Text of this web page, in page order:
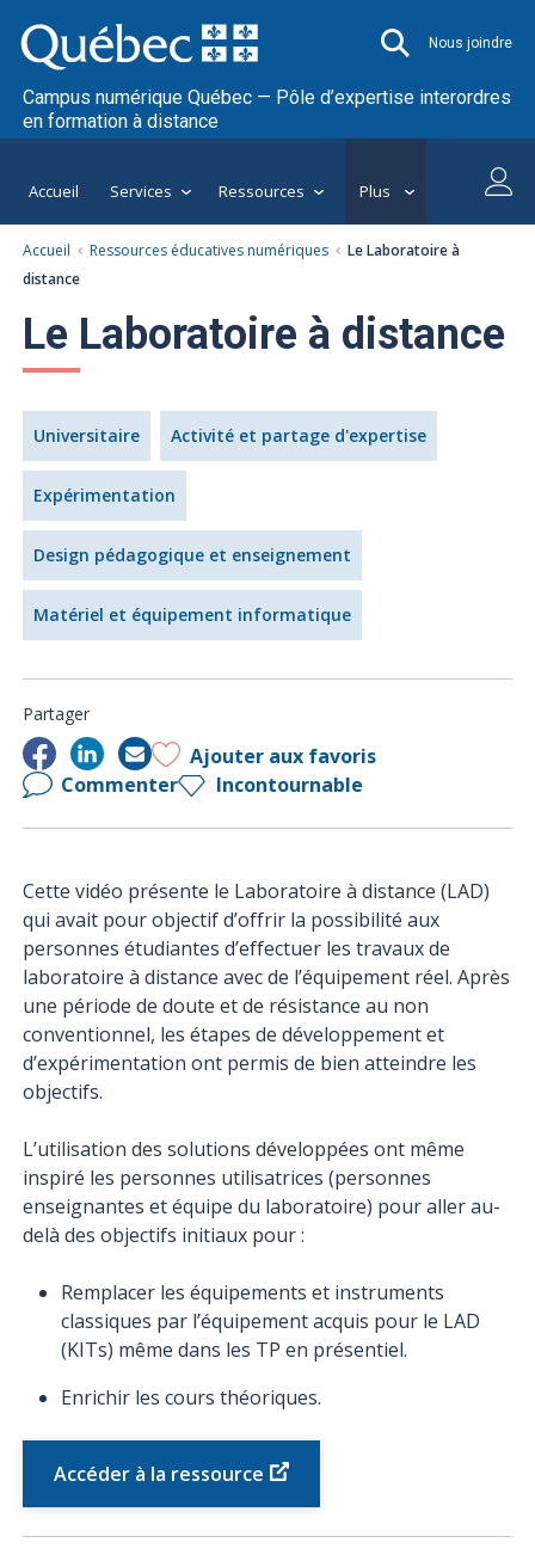
Nous joindre
Campus numérique Québec — Pôle d’expertise interordres
en formation à distance
Accueil Services Ressources Plus
Accueil Ressources éducatives numériques
Le Laboratoire à
distance
Le Laboratoire à distance
Universitaire Activité et partage d'expertise
Expérimentation
Design pédagogique et enseignement
Matériel et équipement informatique
Partager
Ajouter aux favoris
Commenter
Incontournable
Cette vidéo présente le Laboratoire à distance (LAD)
qui avait pour objectif d’offrir la possibilité aux
personnes étudiantes d’effectuer les travaux de
laboratoire à distance avec de l’équipement réel. Après
une période de doute et de résistance au non
conventionnel, les étapes de développement et
d’expérimentation ont permis de bien atteindre les
objectifs.
L’utilisation des solutions développées ont même
inspiré les personnes utilisatrices (personnes
enseignantes et équipe du laboratoire) pour aller au-
delà des objectifs initiaux pour :
Remplacer les équipements et instruments
classiques par l’équipement acquis pour le LAD
(KITs) même dans les TP en présentiel.
Enrichir les cours théoriques.
Accéder à la ressource